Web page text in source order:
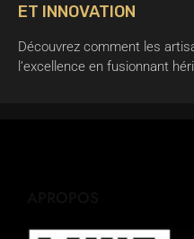
ET INNOVATION
Découvrez comment les
l’excellence en fusionnant